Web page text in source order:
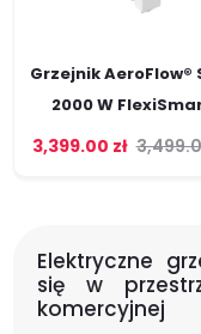
Grzejnik AeroFlow®
2000 W
3,399.00 zł
Elektryczne
się w
komercyjnej